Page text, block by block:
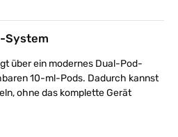
System
über ein modernes Dual-Pod-
10-ml-Pods. Dadurch kannst
ohne das komplette Gerät